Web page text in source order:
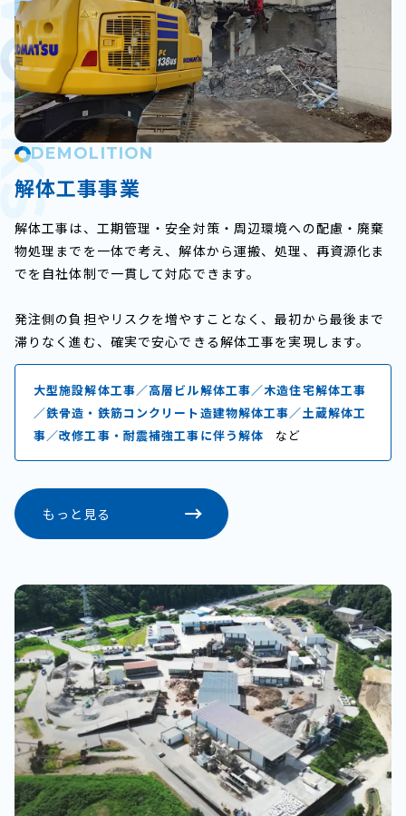
DEMOLITION
解体工事事業
解体工事は、工期管理・安全対策・周辺環境への配慮・廃棄
物処理までを一体で考え、解体から運搬、処理、再資源化ま
でを自社体制で一貫して対応できます。
発注側の負担やリスクを増やすことなく、最初から最後まで
滞りなく進む、確実で安心できる解体工事を実現します。
大型施設解体工事／高層ビル解体工事／木造住宅解体工事
／鉄骨造・鉄筋コンクリート造建物解体工事／土蔵解体工
事／改修工事・耐震補強工事に伴う解体
など
もっと見る